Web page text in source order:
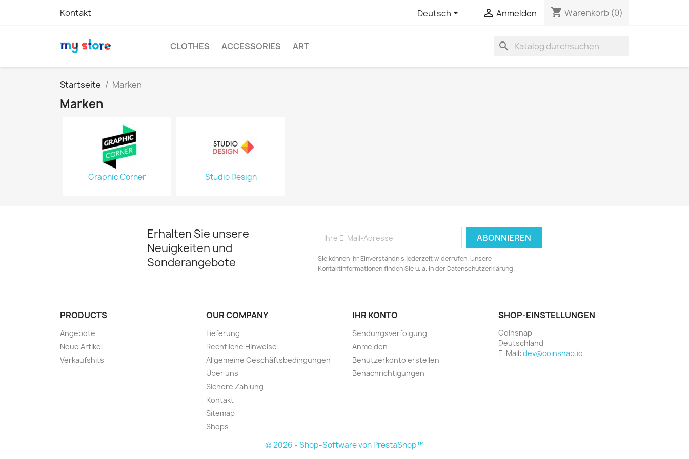
Kontakt Deutsch  Anmelden shopping_cart Warenkorb (0)
CLOTHES ACCESSORIES ART search
Startseite Marken
Marken
Graphic Corner Studio Design
Erhalten Sie unsere
Neuigkeiten und
Sonderangebote
Sie können Ihr Einverständnis jederzeit widerrufen. Unsere
Kontaktinformationen finden Sie u. a. in der Datenschutzerklärung.
PRODUCTS
Angebote
Neue Artikel
Verkaufshits
OUR COMPANY
Lieferung
Rechtliche Hinweise
Allgemeine Geschäftsbedingungen
Über uns
Sichere Zahlung
Kontakt
Sitemap
Shops
IHR KONTO
Sendungsverfolgung
Anmelden
Benutzerkonto erstellen
Benachrichtigungen
SHOP-EINSTELLUNGEN
Coinsnap
Deutschland
E-Mail: dev@coinsnap.io
© 2026 - Shop-Software von PrestaShop™